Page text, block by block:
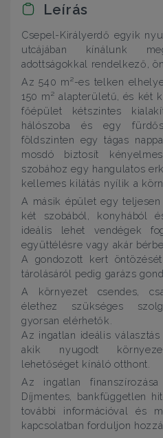
Leírás
Csepel-Királyerdő egyik
utcájában kínálunk
adottságokkal rendelkező,
Az 540 m²-es telken
150 m² alapterületű, és két
főépület kétszintes
hálószoba és egy
földszinten egy tágas
mosdó biztosít
szobához egy hangulatos
kellemes kilátás nyílik a
A másik épület egy
két szobából, konyhából
ideális lehet vendégek
együttélésre vagy akár
A gondozott kert
tárolásáról pedig garázs
A környezet csendes,
élethez szükséges
gyorsan elérhetők.
Az ingatlan ideális
akik nyugodt
lehetőséget kínáló otthont.
Az ingatlan
Díjmentes, bankfüggetlen
további információval és
kapcsolatban forduljon